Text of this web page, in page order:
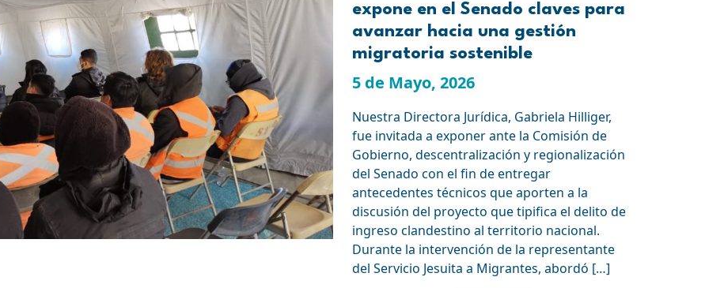
expone en el Senado claves para
avanzar hacia una gestión
migratoria sostenible
5 de Mayo, 2026
Nuestra Directora Jurídica, Gabriela Hilliger,
fue invitada a exponer ante la Comisión de
Gobierno, descentralización y regionalización
del Senado con el fin de entregar
antecedentes técnicos que aporten a la
discusión del proyecto que tipifica el delito de
ingreso clandestino al territorio nacional.
Durante la intervención de la representante
del Servicio Jesuita a Migrantes, abordó […]